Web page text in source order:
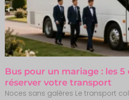
Bus pour un mariage : les 5
réserver votre transport
Noces sans galères Le transport